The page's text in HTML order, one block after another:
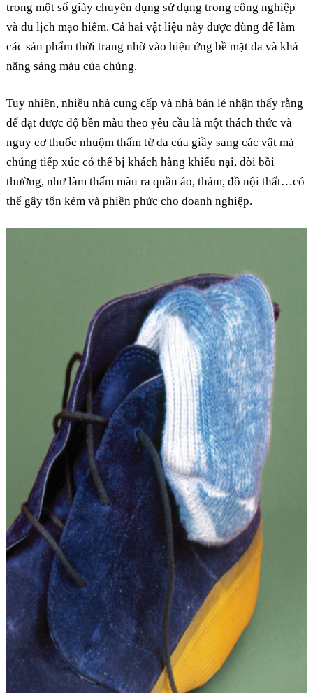
trong một số giày chuyên dụng sử dụng trong công nghiệp
và du lịch mạo hiểm. Cả hai vật liệu này được dùng để làm
các sản phẩm thời trang nhờ vào hiệu ứng bề mặt da và khả
năng sáng màu của chúng.
Tuy nhiên, nhiều nhà cung cấp và nhà bán lẻ nhận thấy rằng
để đạt được độ bền màu theo yêu cầu là một thách thức và
nguy cơ thuốc nhuộm thấm từ da của giầy sang các vật mà
chúng tiếp xúc có thể bị khách hàng khiếu nại, đòi bồi
thường, như làm thấm màu ra quần áo, thảm, đồ nội thất…có
thể gây tốn kém và phiền phức cho doanh nghiệp.